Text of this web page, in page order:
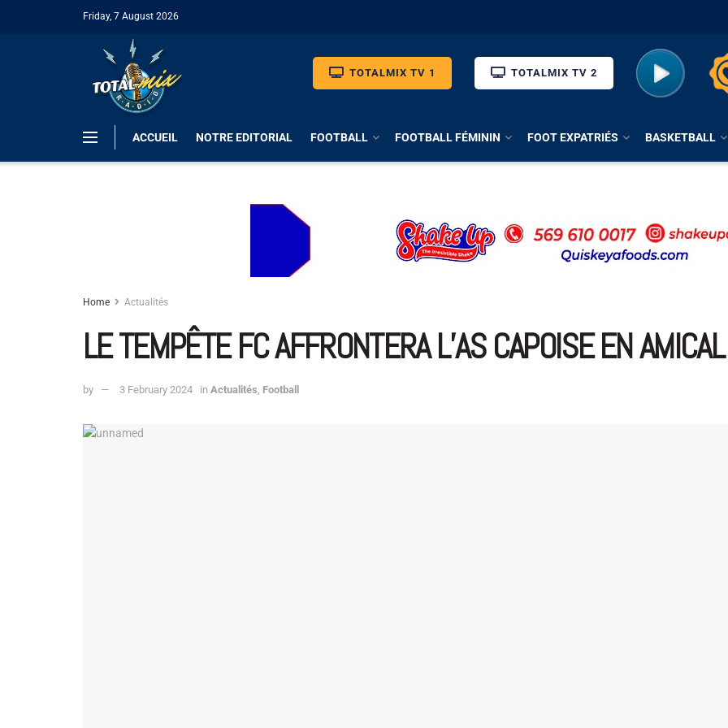
Friday, 7 August 2026
TOTALMIX TV 1 TOTALMIX TV 2
ACCUEIL NOTRE EDITORIAL FOOTBALL FOOTBALL FÉMININ FOOT EXPATRIÉS BASKETBALL
Home Actualités
LE TEMPÊTE FC AFFRONTERA L’AS CAPOISE EN AMICAL
by 3 February 2024 in Actualités Football